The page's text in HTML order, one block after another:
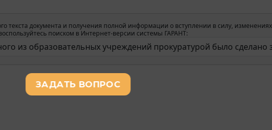
текста документа и получения полной информации о вступлении в силу,
поиском в Интернет-версии системы ГАРАНТ: